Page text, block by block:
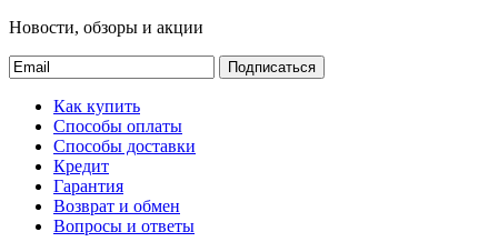
Новости, обзоры и акции
Подписаться
Как купить
Способы оплаты
Способы доставки
Кредит
Гарантия
Возврат и обмен
Вопросы и ответы